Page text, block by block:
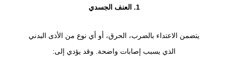
1. العنف الجسدي
يتضمن الاعتداء بالضرب، الحرق، أو أي نوع من الأذى البدني
الذي يسبب إصابات واضحة. وقد يؤدي إلى: